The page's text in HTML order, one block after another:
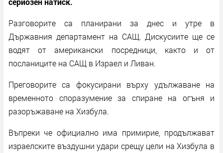
Разговорите са планирани за днес и утре в
Държавния департамент на САЩ. Дискусиите ще се
водят от американски посредници, както и от
посланиците на САЩ в Израел и Ливан.
Преговорите са фокусирани върху удължаване на
временното споразумение за спиране на огъня и
разоръжаване на Хизбула.
Въпреки че официално има примирие, продължават
израелските въздушни удари срещу цели на Хизбула в